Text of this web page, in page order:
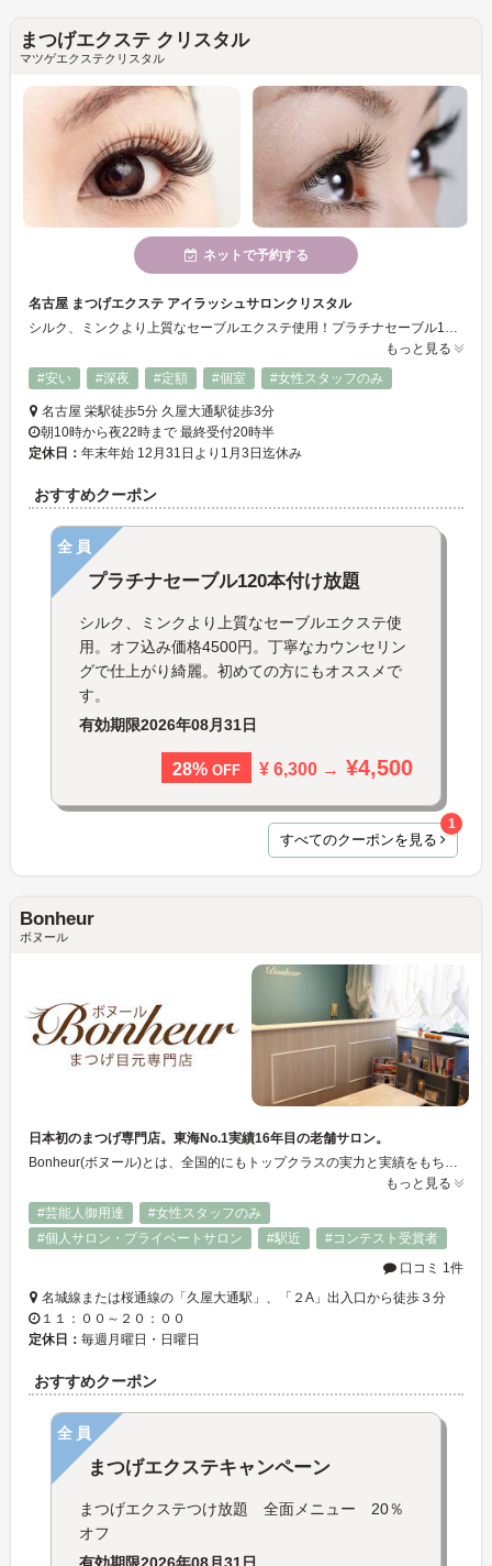
まつげエクステ クリスタル
マツゲエクステクリスタル
ネットで予約する
名古屋 まつげエクステ アイラッシュサロンクリスタル
もっと見る
#安い
#深夜 #定額 #個室 #女性スタッフのみ
名古屋 栄駅徒歩5分 久屋大通駅徒歩3分
朝10時から夜22時まで 最終受付20時半
定休日： 年末年始 12月31日より1月3日迄休み
おすすめクーポン
全員
プラチナセーブル120本付け放題
シルク、ミンクより上質なセーブルエクステ使
用。オフ込み価格4500円。丁寧なカウンセリン
グで仕上がり綺麗。初めての方にもオススメで
す。
有効期限2026年08月31日
28% OFF ¥ 6,300 → ¥4,500
すべてのクーポンを見る
1
Bonheur
ボヌール
日本初のまつげ専門店。東海No.1実績16年目の老舗サロン。
もっと見る
#芸能人御用達
#女性スタッフのみ
#個人サロン・プライベートサロン
#駅近
#コンテスト受賞者
口コミ 1件
名城線または桜通線の「久屋大通駅」、「２A」出入口から徒歩３分
１１：００～２０：００
定休日： 毎週月曜日・日曜日
おすすめクーポン
全員
まつげエクステキャンペーン
まつげエクステつけ放題 全面メニュー 20％
オフ